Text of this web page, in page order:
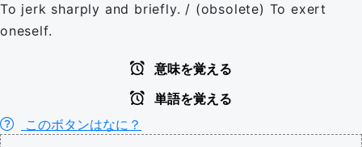
To jerk sharply and briefly. / (obsolete) To exert
oneself.
意味を覚える
単語を覚える
このボタンはなに？